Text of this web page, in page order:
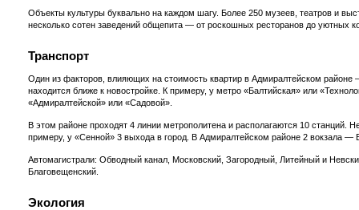
Объекты культуры буквально на каждом шагу. Более 250 музеев, театров и
несколько сотен заведений общепита — от роскошных ресторанов до уютных
Транспорт
Один из факторов, влияющих на стоимость квартир в Адмиралтейском районе
находится ближе к новостройке. К примеру, у метро «Балтийская» или
«Адмиралтейской» или «Садовой».
В этом районе проходят 4 линии метрополитена и располагаются 10 станций.
примеру, у «Сенной» 3 выхода в город. В Адмиралтейском районе 2 вокзала —
Автомагистрали: Обводный канал, Московский, Загородный, Литейный и
Благовещенский.
Экология